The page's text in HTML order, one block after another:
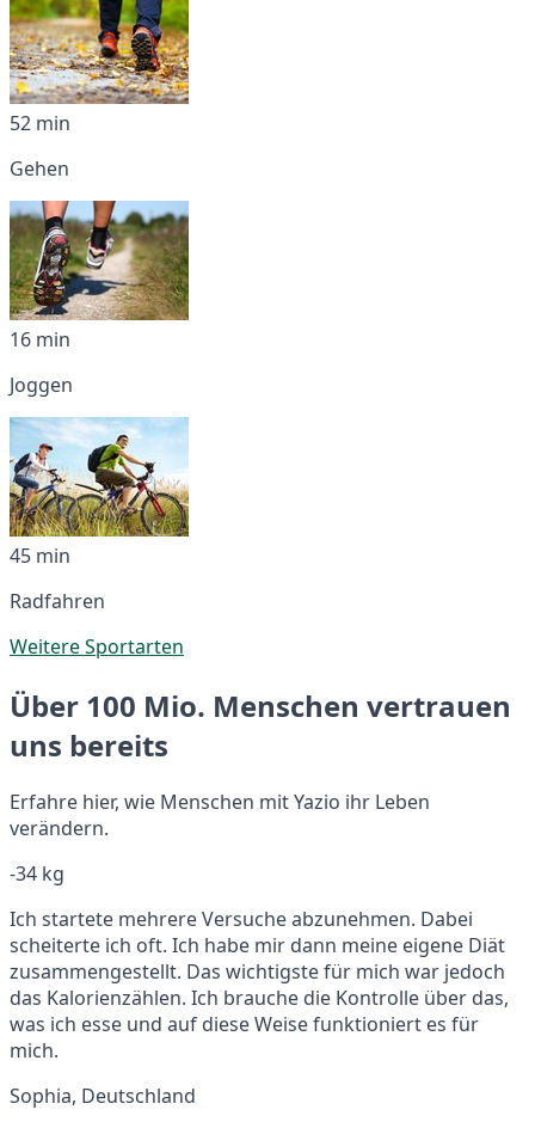
52 min
Gehen
16 min
Joggen
45 min
Radfahren
Weitere Sportarten
Über 100 Mio. Menschen vertrauen
uns bereits
Erfahre hier, wie Menschen mit Yazio ihr Leben
verändern.
-34 kg
Ich startete mehrere Versuche abzunehmen. Dabei
scheiterte ich oft. Ich habe mir dann meine eigene Diät
zusammengestellt. Das wichtigste für mich war jedoch
das Kalorienzählen. Ich brauche die Kontrolle über das,
was ich esse und auf diese Weise funktioniert es für
mich.
Sophia, Deutschland